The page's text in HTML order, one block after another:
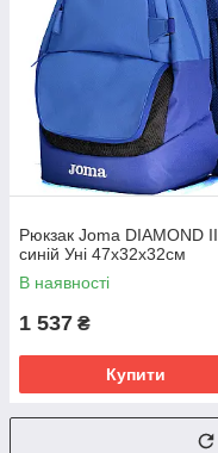
Рюкзак Joma DIAMOND II
синій Уні 47х32х32см
В наявності
1 537 ₴
Купити